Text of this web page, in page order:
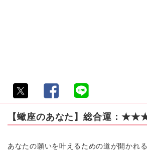
【蠍座のあなた】総合運：
あなたの願いを叶えるための道が開かれ